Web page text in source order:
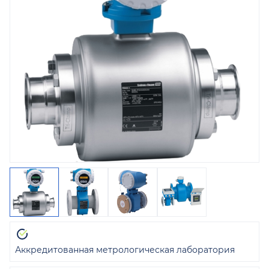
Аккредитованная метрологическая лаборатория